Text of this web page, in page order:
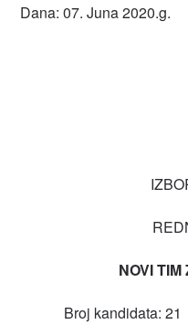
Dana: 07. Juna 2020.g.
NOVI TIM
Broj kandidata: 21